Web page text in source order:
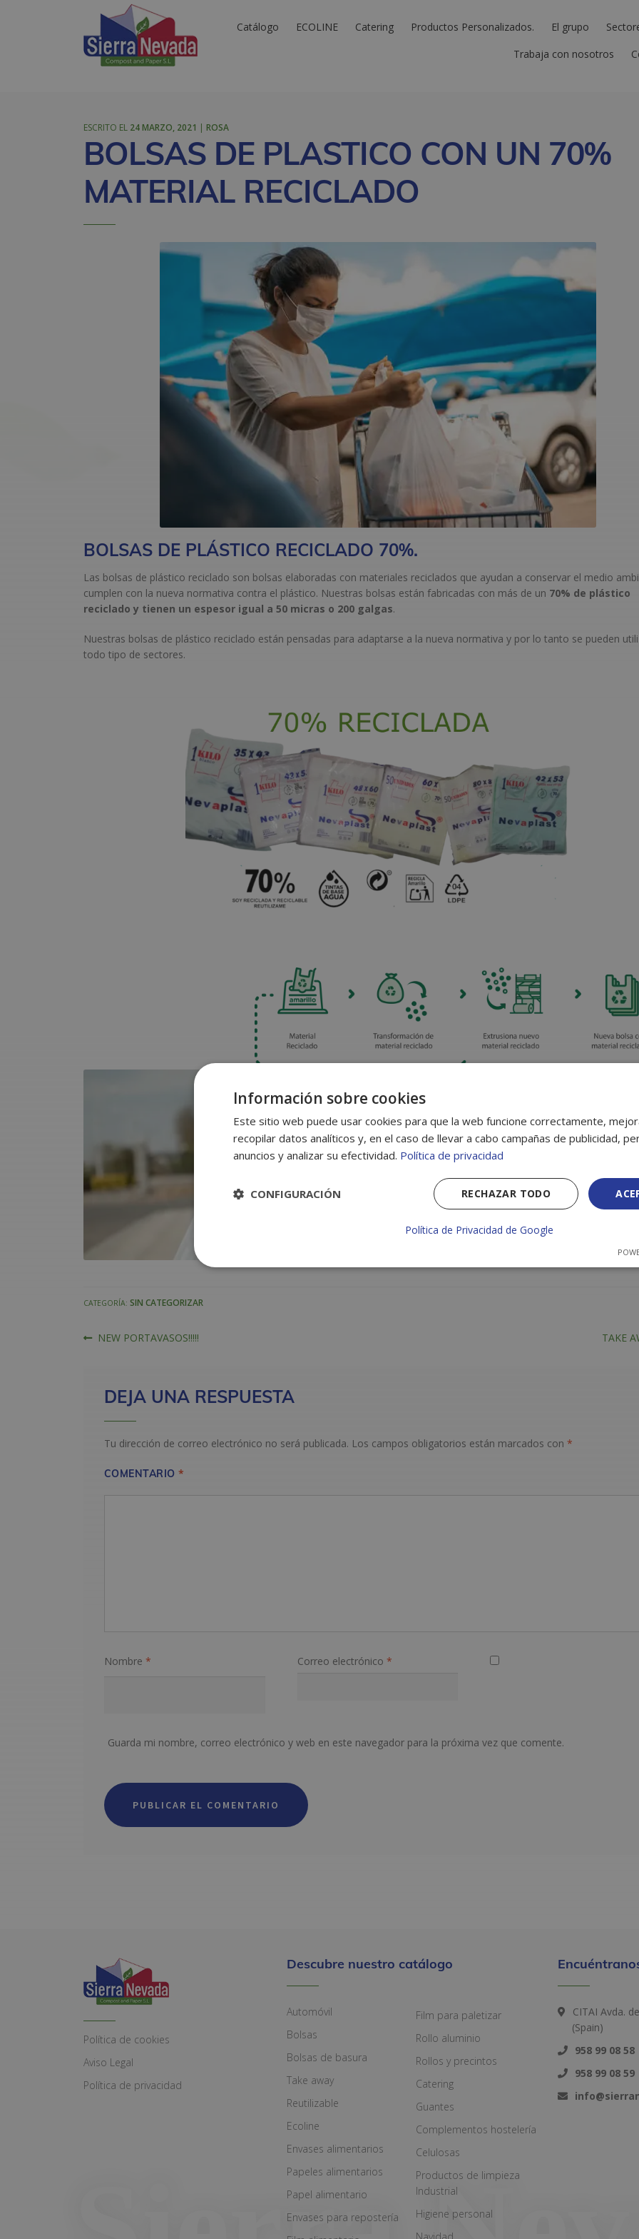
Catálogo ECOLINE Catering Productos Personalizados. El grupo
Trabaja con nosotros
ESCRITO EL 24 MARZO, 2021 | ROSA
BOLSAS DE PLASTICO CON UN 70%
MATERIAL RECICLADO
BOLSAS DE PLÁSTICO RECICLADO 70%.
Las bolsas de plástico reciclado son bolsas elaboradas con materiales reciclados que ayudan a conservar el medio
cumplen con la nueva normativa contra el plástico. Nuestras bolsas están fabricadas con más de un 70% de plástico
reciclado y tienen un espesor igual a 50 micras o 200 galgas.
Nuestras bolsas de plástico reciclado están pensadas para adaptarse a la nueva normativa y por lo tanto se pueden
todo tipo de sectores.
CATEGORÍA: SIN CATEGORIZAR
NAVEGACIÓN
Anterior:
NEW PORTAVASOS!!!!! TAKE
DEJA UNA RESPUESTA
Tu dirección de correo electrónico no será publicada. Los campos obligatorios están marcados con *
COMENTARIO*
Nombre * Correo electrónico *
Guarda mi nombre, correo electrónico y web en este navegador para la próxima vez que comente.
Política de cookies
Aviso Legal
Política de privacidad
Descubre nuestro catálogo
Automóvil
Bolsas
Bolsas de basura
Take away
Reutilizable
Ecoline
Envases alimentarios
Papeles alimentarios
Papel alimentario
Envases para repostería
Film para paletizar
Rollo aluminio
Rollos y precintos
Catering
Guantes
Complementos hostelería
Celulosas
Productos de limpieza
Industrial
Higiene personal
Navidad
CITAI Avda.
(Spain)
958 99 08 58
958 99 08 59
Información sobre cookies
Este sitio web puede usar cookies para que la web funcione correctamente,
recopilar datos analíticos y, en el caso de llevar a cabo campañas de publicidad,
anuncios y analizar su efectividad. Política de privacidad
RECHAZAR TODO
CONFIGURACIÓN
Política de Privacidad de Google